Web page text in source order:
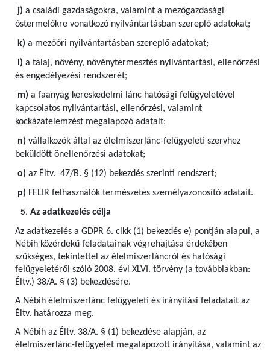
j) a családi gazdaságokra, valamint a mezőgazdasági
őstermelőkre vonatkozó nyilvántartásban szereplő adatokat;
k) a mezőőri nyilvántartásban szereplő adatokat;
l) a talaj, növény, növénytermesztés nyilvántartási, ellenőrzési
és engedélyezési rendszerét;
m) a faanyag kereskedelmi lánc hatósági felügyeletével
kapcsolatos nyilvántartási, ellenőrzési, valamint
kockázatelemzést megalapozó adatait;
n) vállalkozók által az élelmiszerlánc-felügyeleti szervhez
beküldött önellenőrzési adatokat;
o) az Éltv. 47/B. § (12) bekezdés szerinti rendszert;
p) FELIR felhasználók természetes személyazonosító adatait.
Az adatkezelés célja
Az adatkezelés a GDPR 6. cikk (1) bekezdés e) pontján alapul, a
Nébih közérdekű feladatainak végrehajtása érdekében
szükséges, tekintettel az élelmiszerláncról és hatósági
felügyeletéről szóló 2008. évi XLVI. törvény (a továbbiakban:
Éltv.) 38/A. § (3) bekezdésére.
A Nébih élelmiszerlánc felügyeleti és irányítási feladatait az
Éltv. határozza meg.
A Nébih az Éltv. 38/A. § (1) bekezdése alapján, az
élelmiszerlánc-felügyelet megalapozott irányítása, valamint az